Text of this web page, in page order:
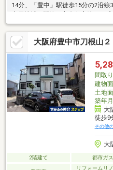
14分、「豊中」駅徒歩15分の2沿線
専用地域の閑静な高台住宅地・平
坪・3SLDKのゆとりある間取り・
る）・玄関上部吹抜けで開放感の
ロゼットなど収納充実・2021年12
ン新調浴室新調（浴室暖房換気乾
レ新調（1階・2階）玄関ドア交換
（一部除く）
大阪府豊中市刀根山
間取り
建物
土地
築年月
大
徒歩9
その他
大
2階建て 都市ガス
リフォームリ